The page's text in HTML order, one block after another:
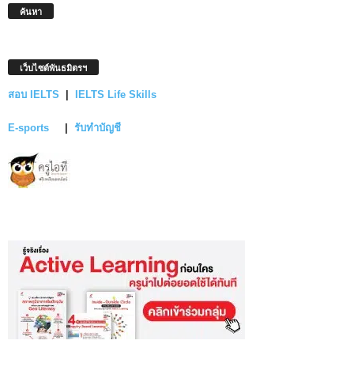
ค้นหา
เว็บไซต์พันธมิตรฯ
สอบ IELTS | IELTS Life Skills
E-sports | รับทำบัญชี